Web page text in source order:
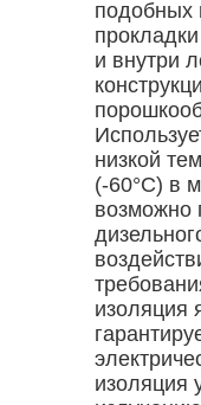
подобных
и внутри
низкой
(-60°С) в
возможно
изоляция
изоляция